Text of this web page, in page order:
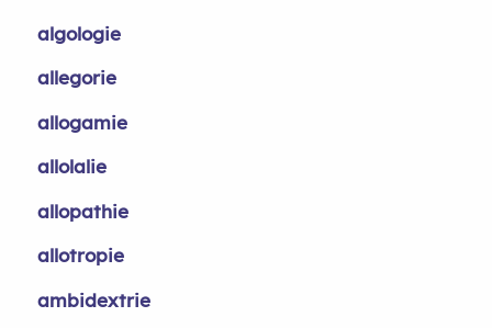
algologie
allegorie
allogamie
allolalie
allopathie
allotropie
ambidextrie